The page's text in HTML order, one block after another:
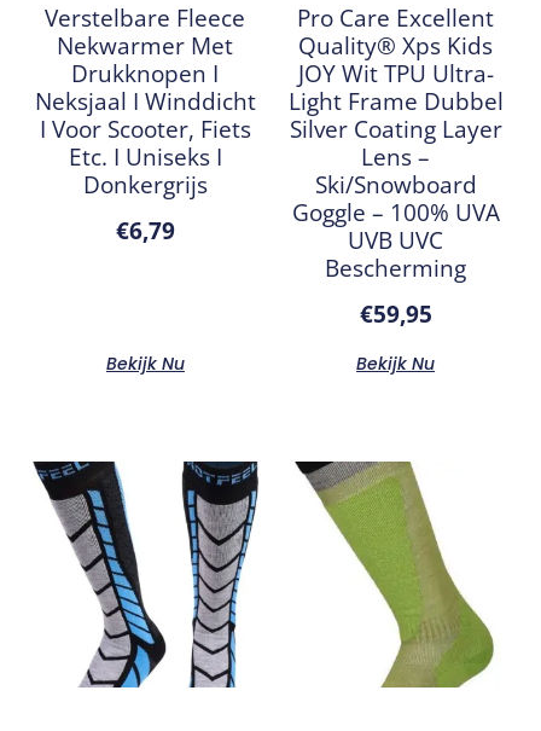
Verstelbare Fleece
Nekwarmer Met
Drukknopen I
Neksjaal I Winddicht
I Voor Scooter, Fiets
Etc. I Uniseks I
Donkergrijs
€6,79
Bekijk Nu
Pro Care Excellent
Quality® Xps Kids
JOY Wit TPU Ultra-
Light Frame Dubbel
Silver Coating Layer
Lens –
Ski/Snowboard
Goggle – 100% UVA
UVB UVC
Bescherming
€59,95
Bekijk Nu